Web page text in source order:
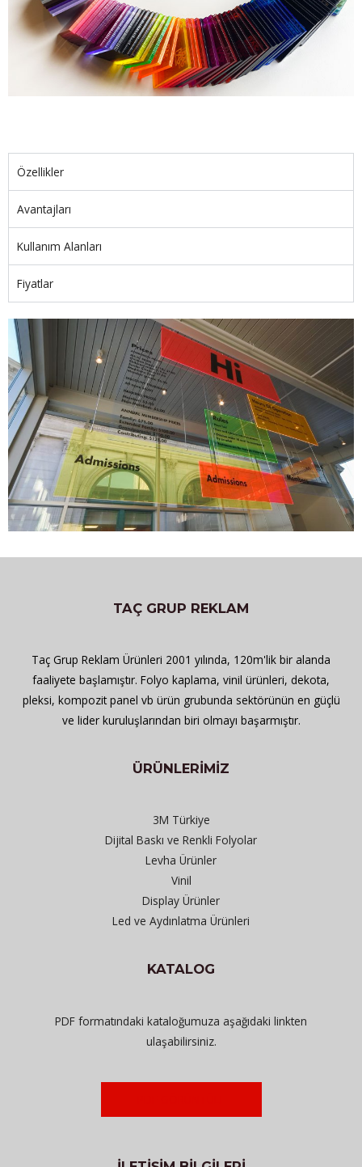
Özellikler
Avantajları
Kullanım Alanları
Fiyatlar
TAÇ GRUP REKLAM
Taç Grup Reklam Ürünleri 2001 yılında, 120m'lik bir alanda
faaliyete başlamıştır. Folyo kaplama, vinil ürünleri, dekota,
pleksi, kompozit panel vb ürün grubunda sektörünün en güçlü
ve lider kuruluşlarından biri olmayı başarmıştır.
ÜRÜNLERİMİZ
3M Türkiye
Dijital Baskı ve Renkli Folyolar
Levha Ürünler
Vinil
Display Ürünler
Led ve Aydınlatma Ürünleri
KATALOG
PDF formatındaki kataloğumuza aşağıdaki linkten
ulaşabilirsiniz.